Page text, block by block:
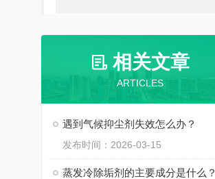
相关文章
ARTICLES
遇到气候抑尘剂失效怎么办？
发布时间：2026-03-15
蒸发冷除垢剂的主要成分是什么？